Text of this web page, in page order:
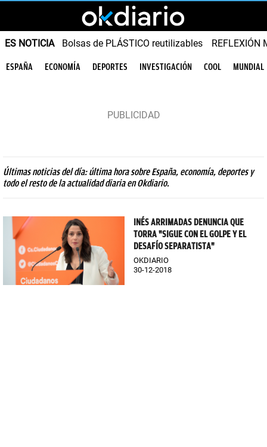
ES NOTICIA Bolsas de PLÁSTICO reutilizables REFLEXIÓN
ESPAÑA ECONOMÍA DEPORTES INVESTIGACIÓN COOL MUNDIAL
Últimas noticias del día: última hora sobre España, economía, deportes y
todo el resto de la actualidad diaria en Okdiario.
INÉS ARRIMADAS DENUNCIA QUE
TORRA "SIGUE CON EL GOLPE Y EL
DESAFÍO SEPARATISTA"
OKDIARIO
30-12-2018